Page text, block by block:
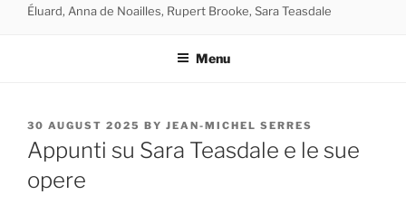
Éluard, Anna de Noailles, Rupert Brooke, Sara Teasdale
Menu
POSTED
ON
30 AUGUST 2025 BY JEAN-MICHEL SERRES
Appunti su Sara Teasdale e le sue
opere